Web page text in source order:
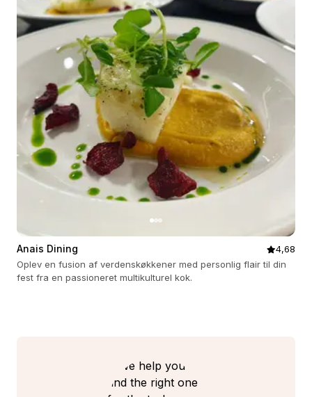
Anais Dining
4,68
Oplev en fusion af verdenskøkkener med personlig flair til din
fest fra en passioneret multikulturel kok.